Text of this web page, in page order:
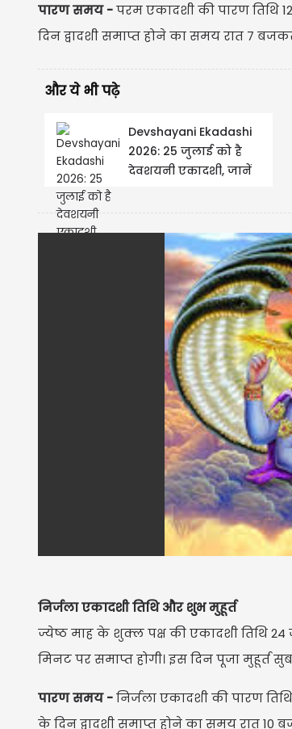
पारण समय -परम एकादशी की पारण तिथि
दिन द्वादशी समाप्त होने का समय रात 7
और ये भी पढ़े
Devshayani Ekadashi
2026: 25 जुलाई को है
देवशयनी एकादशी, जानें
निर्जला एकादशी तिथि और शुभ मुहूर्त
ज्येष्ठ माह के शुक्ल पक्ष की एकादशी तिथि
मिनट पर समाप्त होगी। इस दिन पूजा मुहूर्त
पारण समय -निर्जला एकादशी की पारण
के दिन द्वादशी समाप्त होने का समय रात 10